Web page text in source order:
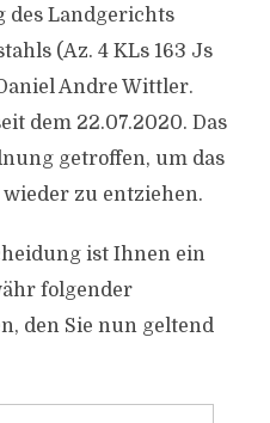
des Landgerichts
(Az. 4 KLs 163 Js
Andre Wittler.
dem 22.07.2020. Das
getroffen, um das
zu entziehen.
ist Ihnen ein
folgender
den Sie nun geltend